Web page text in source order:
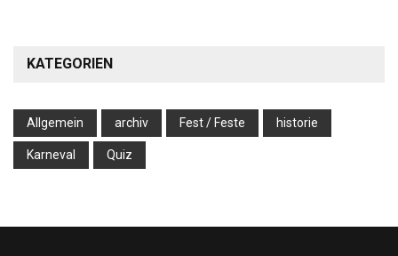
KATEGORIEN
Allgemein archiv Fest / Feste historie
Karneval Quiz